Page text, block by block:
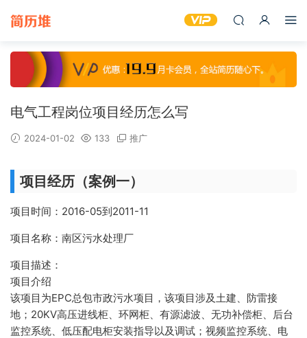
电气工程岗位项目经历怎么写
2024-01-02 133 推广
项目经历（案例一）
项目时间：2016-05到2011-11
项目名称：南区污水处理厂
项目描述：
项目介绍
该项目为EPC总包市政污水项目，该项目涉及土建、防雷接
地；20KV高压进线柜、环网柜、有源滤波、无功补偿柜、后台
监控系统、低压配电柜安装指导以及调试；视频监控系统、电